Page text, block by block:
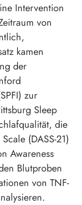
Intervention
von
kamen
der
zur
Sleep
die
(DASS-21)
Awareness
Blutproben
von TNF-